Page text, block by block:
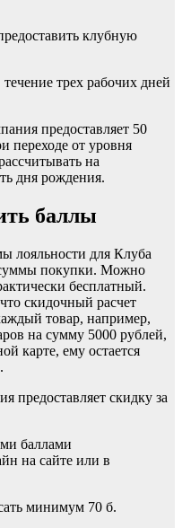
клубную
трех рабочих дней
предоставляет 50
переходе от уровня
на
дня рождения.
баллы
лояльности для Клуба
суммы покупки. Можно
бесплатный.
скидочный расчет
товар, например,
на сумму 5000 рублей,
карте, ему остается
предоставляет скидку за
баллами
на сайте или в
минимум 70 б.